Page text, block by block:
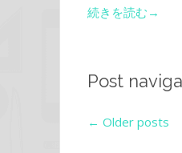
続きを読む→
Post
← Older posts